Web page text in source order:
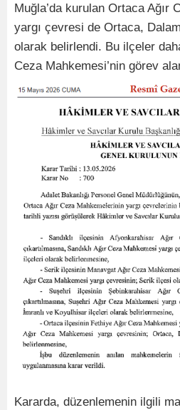
Muğla’da kurulan Ortaca Ağır
yargı çevresi de Ortaca,
olarak belirlendi. Bu ilçeler
Ceza Mahkemesi’nin görev
Kararda, düzenlemenin ilgili